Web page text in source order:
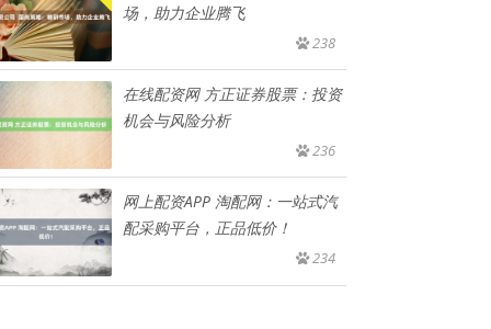
场，助力企业腾飞
238
在线配资网 方正证券股票：投资
机会与风险分析
236
网上配资APP 淘配网：一站式汽
配采购平台，正品低价！
234